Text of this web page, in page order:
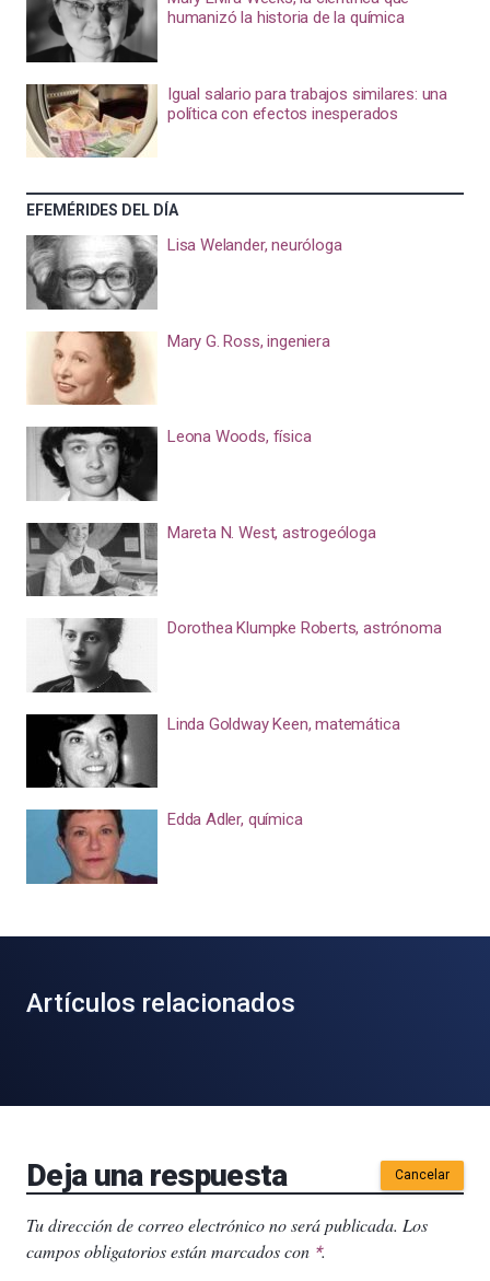
humanizó la historia de la química
Igual salario para trabajos similares: una
política con efectos inesperados
EFEMÉRIDES DEL DÍA
Lisa Welander, neuróloga
Mary G. Ross, ingeniera
Leona Woods, física
Mareta N. West, astrogeóloga
Dorothea Klumpke Roberts, astrónoma
Linda Goldway Keen, matemática
Edda Adler, química
Artículos relacionados
Deja una respuesta Cancelar
Tu dirección de correo electrónico no será publicada. Los
campos obligatorios están marcados con *.